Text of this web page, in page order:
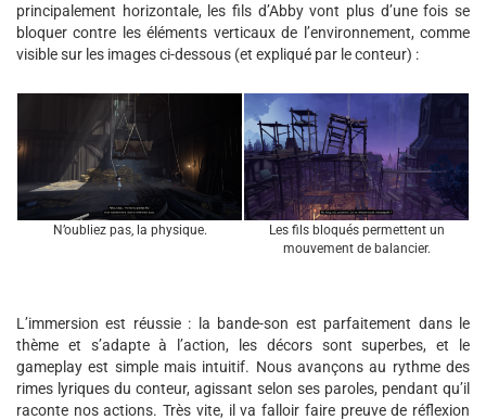
principalement horizontale, les fils d’Abby vont plus d’une fois se
bloquer contre les éléments verticaux de l’environnement, comme
visible sur les images ci-dessous (et expliqué par le conteur) :
N’oubliez pas, la physique.
Les fils bloqués permettent un
mouvement de balancier.
L’immersion est réussie : la bande-son est parfaitement dans le
thème et s’adapte à l’action, les décors sont superbes, et le
gameplay est simple mais intuitif. Nous avançons au rythme des
rimes lyriques du conteur, agissant selon ses paroles, pendant qu’il
raconte nos actions. Très vite, il va falloir faire preuve de réflexion